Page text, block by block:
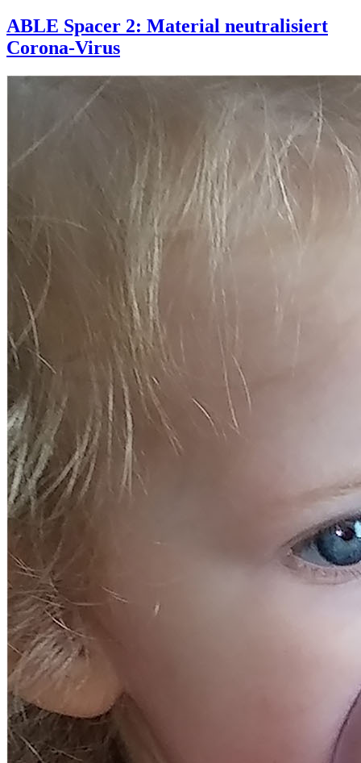
ABLE Spacer 2: Material neutralisiert
Corona-Virus